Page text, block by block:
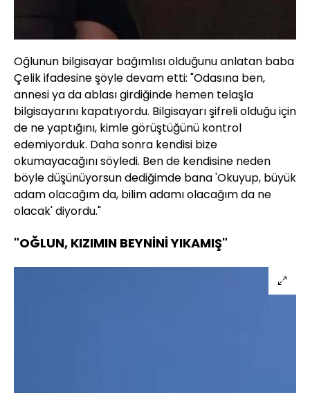
Oğlunun bilgisayar bağımlısı olduğunu anlatan baba
Çelik ifadesine şöyle devam etti: "Odasına ben,
annesi ya da ablası girdiğinde hemen telaşla
bilgisayarını kapatıyordu. Bilgisayarı şifreli olduğu için
de ne yaptığını, kimle görüştüğünü kontrol
edemiyorduk. Daha sonra kendisi bize
okumayacağını söyledi. Ben de kendisine neden
böyle düşünüyorsun dediğimde bana 'Okuyup, büyük
adam olacağım da, bilim adamı olacağım da ne
olacak' diyordu."
"OĞLUN, KIZIMIN BEYNİNİ YIKAMIŞ"